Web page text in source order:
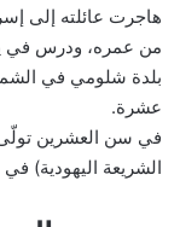
من عمره، ودرس في
بلدة شلومي في
عشرة.
في سن العشرين
الشريعة اليهودية) في